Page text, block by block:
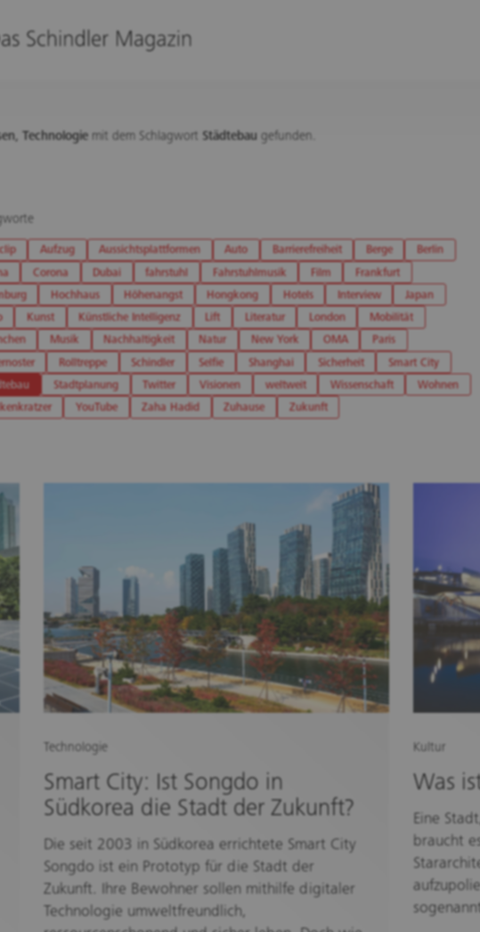
Technologie mit dem Schlagwort Städtebau gefunden.
Aufzug Aussichtsplattformen Auto Barrierefreiheit Berge
Berlin
Corona Dubai fahrstuhl Fahrstuhlmusik Film
Frankfurt
Hochhaus Höhenangst Hongkong Hotels Interview
Japan
Kunst Künstliche Intelligenz Lift Literatur London
Mobilität
Musik Nachhaltigkeit Natur New York OMA
Paris
Rolltreppe Schindler Selfie Shanghai Sicherheit
Smart City
Stadtplanung Twitter Visionen weltweit Wissenschaft
Wohnen
YouTube Zaha Hadid Zuhause Zukunft
Technologie
Smart City: Ist Songdo in
Südkorea die Stadt der Zukunft?
Die seit 2003 in Südkorea errichtete Smart City
Songdo ist ein Prototyp für die Stadt der
Zukunft. Ihre Bewohner sollen mithilfe digitaler
Technologie umweltfreundlich,
Kultur
Was
Eine
braucht